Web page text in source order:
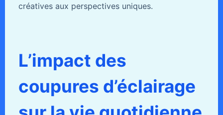
créatives aux perspectives uniques.
L’impact des
coupures d’éclairage